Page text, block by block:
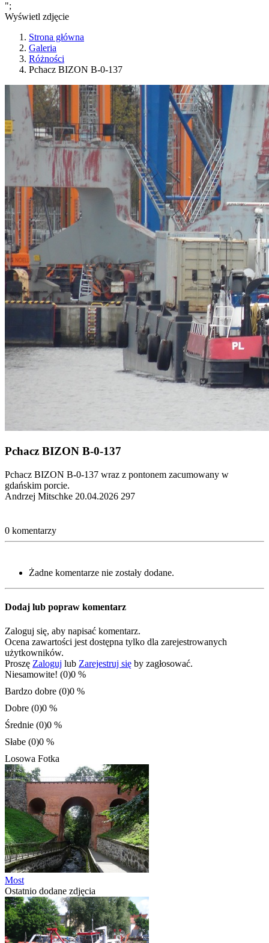
";
Wyświetl zdjęcie
Strona główna
Galeria
Różności
Pchacz BIZON B-0-137
Pchacz BIZON B-0-137
Pchacz BIZON B-0-137 wraz z pontonem zacumowany w
gdańskim porcie.
Andrzej Mitschke 20.04.2026 297
0 komentarzy
Żadne komentarze nie zostały dodane.
Dodaj lub popraw komentarz
Zaloguj się, aby napisać komentarz.
Ocena zawartości jest dostępna tylko dla zarejestrowanych
użytkowników.
Proszę Zaloguj lub Zarejestruj się by zagłosować.
Niesamowite! (0)0 %
Bardzo dobre (0)0 %
Dobre (0)0 %
Średnie (0)0 %
Słabe (0)0 %
Losowa Fotka
Most
Ostatnio dodane zdjęcia